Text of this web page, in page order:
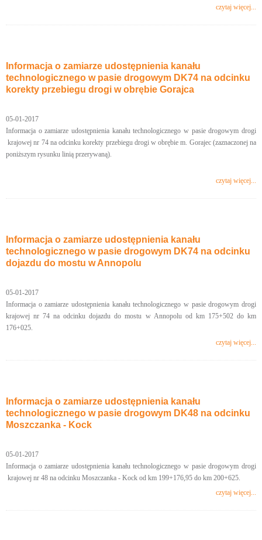
czytaj więcej...
Informacja o zamiarze udostępnienia kanału
technologicznego w pasie drogowym DK74 na odcinku
korekty przebiegu drogi w obrębie Gorajca
05-01-2017
Informacja o zamiarze udostępnienia kanału technologicznego w pasie drogowym drogi
krajowej nr 74 na odcinku korekty przebiegu drogi w obrębie m. Gorajec (zaznaczonej na
poniższym rysunku linią przerywaną).
czytaj więcej...
Informacja o zamiarze udostępnienia kanału
technologicznego w pasie drogowym DK74 na odcinku
dojazdu do mostu w Annopolu
05-01-2017
Informacja o zamiarze udostępnienia kanału technologicznego w pasie drogowym drogi
krajowej nr 74 na odcinku dojazdu do mostu w Annopolu od km 175+502 do km
176+025.
czytaj więcej...
Informacja o zamiarze udostępnienia kanału
technologicznego w pasie drogowym DK48 na odcinku
Moszczanka - Kock
05-01-2017
Informacja o zamiarze udostępnienia kanału technologicznego w pasie drogowym drogi
krajowej nr 48 na odcinku Moszczanka - Kock od km 199+176,95 do km 200+625.
czytaj więcej...